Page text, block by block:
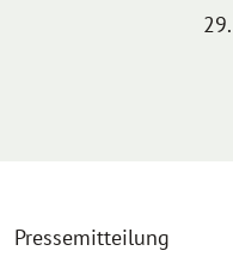
Pressemitteilung